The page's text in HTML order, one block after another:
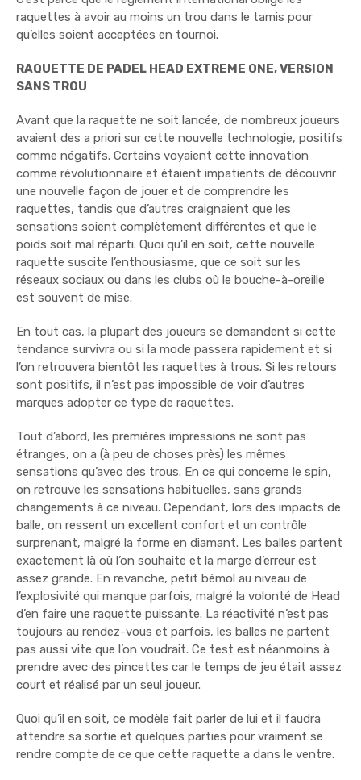
raquettes à avoir au moins un trou dans le tamis pour
qu’elles soient acceptées en tournoi.
RAQUETTE DE PADEL HEAD EXTREME ONE, VERSION
SANS TROU
Avant que la raquette ne soit lancée, de nombreux joueurs
avaient des a priori sur cette nouvelle technologie, positifs
comme négatifs. Certains voyaient cette innovation
comme révolutionnaire et étaient impatients de découvrir
une nouvelle façon de jouer et de comprendre les
raquettes, tandis que d’autres craignaient que les
sensations soient complètement différentes et que le
poids soit mal réparti. Quoi qu’il en soit, cette nouvelle
raquette suscite l’enthousiasme, que ce soit sur les
réseaux sociaux ou dans les clubs où le bouche-à-oreille
est souvent de mise.
En tout cas, la plupart des joueurs se demandent si cette
tendance survivra ou si la mode passera rapidement et si
l’on retrouvera bientôt les raquettes à trous. Si les retours
sont positifs, il n’est pas impossible de voir d’autres
marques adopter ce type de raquettes.
Tout d’abord, les premières impressions ne sont pas
étranges, on a (à peu de choses près) les mêmes
sensations qu’avec des trous. En ce qui concerne le spin,
on retrouve les sensations habituelles, sans grands
changements à ce niveau. Cependant, lors des impacts de
balle, on ressent un excellent confort et un contrôle
surprenant, malgré la forme en diamant. Les balles partent
exactement là où l’on souhaite et la marge d’erreur est
assez grande. En revanche, petit bémol au niveau de
l’explosivité qui manque parfois, malgré la volonté de Head
d’en faire une raquette puissante. La réactivité n’est pas
toujours au rendez-vous et parfois, les balles ne partent
pas aussi vite que l’on voudrait. Ce test est néanmoins à
prendre avec des pincettes car le temps de jeu était assez
court et réalisé par un seul joueur.
Quoi qu’il en soit, ce modèle fait parler de lui et il faudra
attendre sa sortie et quelques parties pour vraiment se
rendre compte de ce que cette raquette a dans le ventre.